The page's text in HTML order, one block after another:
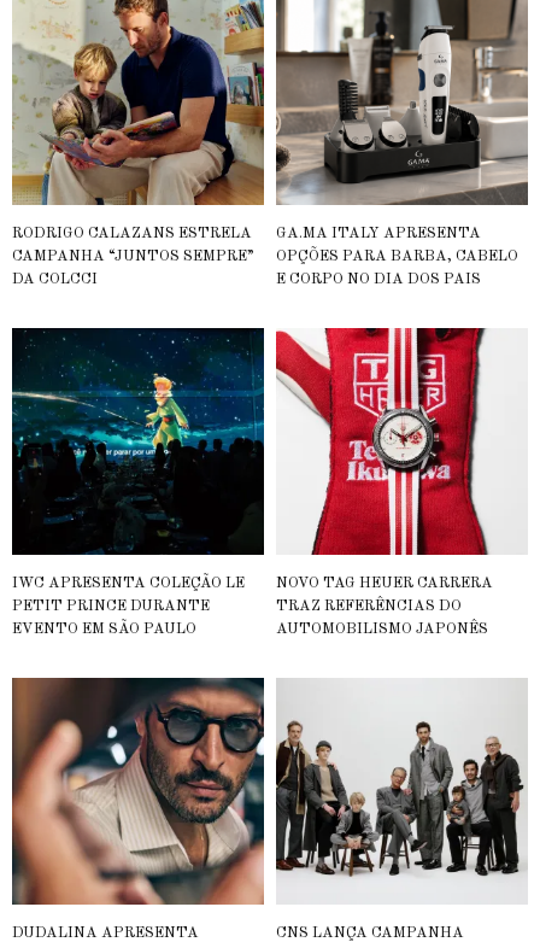
RODRIGO CALAZANS ESTRELA
CAMPANHA “JUNTOS SEMPRE”
DA COLCCI
GA.MA ITALY APRESENTA
OPÇÕES PARA BARBA, CABELO
E CORPO NO DIA DOS PAIS
IWC APRESENTA COLEÇÃO LE
PETIT PRINCE DURANTE
EVENTO EM SÃO PAULO
NOVO TAG HEUER CARRERA
TRAZ REFERÊNCIAS DO
AUTOMOBILISMO JAPONÊS
DUDALINA APRESENTA
CNS LANÇA CAMPANHA